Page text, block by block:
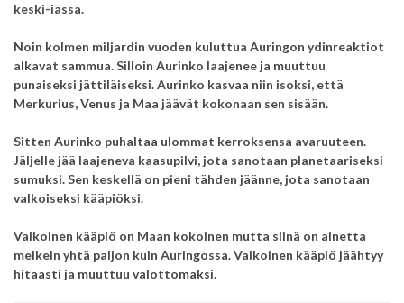
keski-iässä.
Noin kolmen miljardin vuoden kuluttua Auringon ydinreaktiot
alkavat sammua. Silloin Aurinko laajenee ja muuttuu
punaiseksi jättiläiseksi. Aurinko kasvaa niin isoksi, että
Merkurius, Venus ja Maa jäävät kokonaan sen sisään.
Sitten Aurinko puhaltaa ulommat kerroksensa avaruuteen.
Jäljelle jää laajeneva kaasupilvi, jota sanotaan planetaariseksi
sumuksi. Sen keskellä on pieni tähden jäänne, jota sanotaan
valkoiseksi kääpiöksi.
Valkoinen kääpiö on Maan kokoinen mutta siinä on ainetta
melkein yhtä paljon kuin Auringossa. Valkoinen kääpiö jäähtyy
hitaasti ja muuttuu valottomaksi.